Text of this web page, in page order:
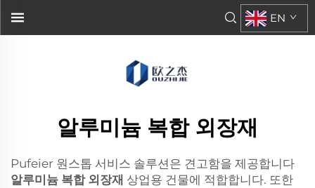
EN
알루미늄 복합 외장재
Pufeier 원스톱 서비스 솔루션은 견고함을 제공합니다
알루미늄 복합 외장재 상업용 건물에 적합합니다. 또한